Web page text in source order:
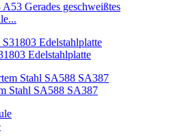
Gerades geschweißtes
Edelstahlplatte
Stahl SA588 SA387